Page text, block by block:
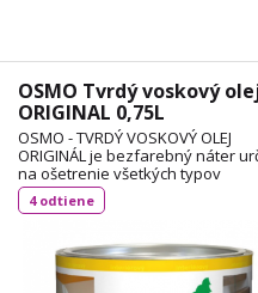
OSMO Tvrdý voskový
ORIGINAL 0,75L
OSMO - TVRDÝ VOSKOVÝ OLEJ
ORIGINÁL je bezfarebný náter
na ošetrenie všetkých typov
drevených podláh, dosiek OSB
DIN 18356 a nábytku. Je vhodný
priľnavosti aj na neglazúrované
dlaždice. Spotreba: 1L / 24 m²
TECHNICKÝ LIST
4 odtiene